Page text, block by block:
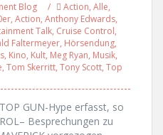
Blog Action, Alle,
, Action, Anthony Edwards,
Talk, Cruise Control,
Faltermeyer, Hörsendung,
, Kino, Kult, Meg Ryan, Musik,
, Tom Skerritt, Tony Scott, Top
GUN-Hype erfasst, so
Besprechungen zu